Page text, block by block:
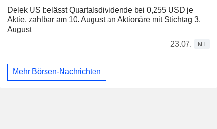
Delek US belässt Quartalsdividende bei 0,255 USD je
Aktie, zahlbar am 10. August an Aktionäre mit Stichtag 3.
August
23.07.
MT
Mehr Börsen-Nachrichten